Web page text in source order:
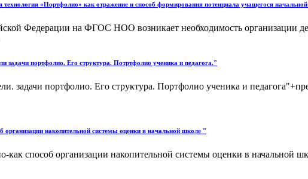
«Портфолио» как отражение и способ формирования потенциала учащегося
Федерации на ФГОС НОО возникает необходимость организации
задачи портфолио. Его структура. Потртфолио ученика и педагога."
задачи портфолио. Его структура. Портфолио ученика и
накопительной системы оценки в начальной школе "
как способ организации накопительной системы оценки в начальной